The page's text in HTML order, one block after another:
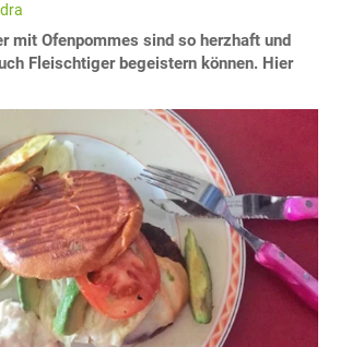
mit Ofenpommes sind so herzhaft und
Fleischtiger begeistern können. Hier